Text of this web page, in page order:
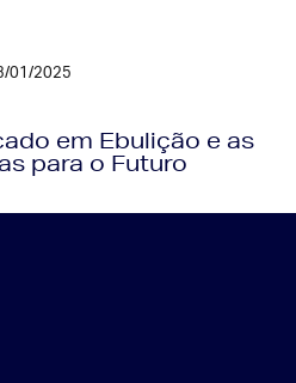
01/2025
em Ebulição e as
para o Futuro